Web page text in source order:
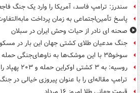
سندرز: ترامپ فاسد، آمریکا را وارد یک جنگ
پاسخ تأمین‌اجتماعی به زمان پرداخت
صحنه ای نادر از حیات وحش ایران در سبلان
جنگ مدعیان طلای کشتی جهان این بار در مسکو
سوخو۳۵ با این موشک‌ها به ناوهای‌جنگی حمله می‌کند
روسیه: به ۳ کشتی اوکراین حمله و ۲۰۳ پهپاد را سرنگون کردیم
ترامپ مقاله‌ای را با عنوان پیروزی خیالی در